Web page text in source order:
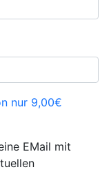
nur 9,00€
EMail mit